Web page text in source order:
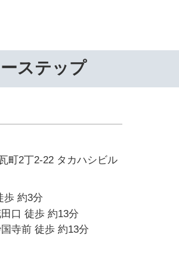
ステップ
町2丁2-22 タカハシビル
歩 約3分
口 徒歩 約13分
寺前 徒歩 約13分